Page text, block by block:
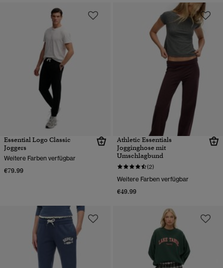
Essential Logo Classic
Joggers
Weitere Farben verfügbar
€79.99
Athletic Essentials
Jogginghose mit
Umschlagbund
(2)
Weitere Farben verfügbar
€49.99